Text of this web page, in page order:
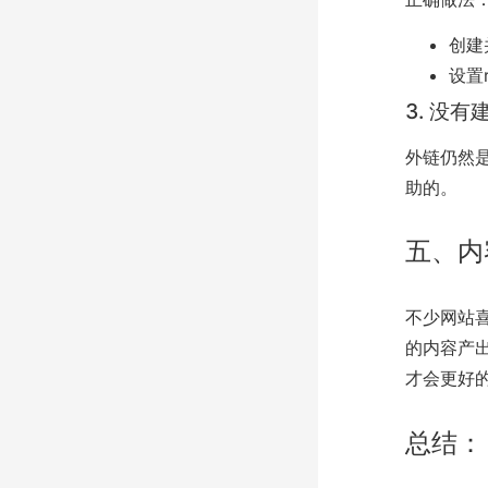
创建
设
3. 没有
外链仍然
助的。
五、
不少网站
的内容产
才会更好
总结：